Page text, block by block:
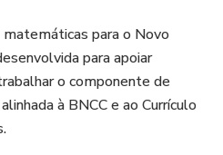
para o Novo
para apoiar
o componente de
à BNCC e ao Currículo